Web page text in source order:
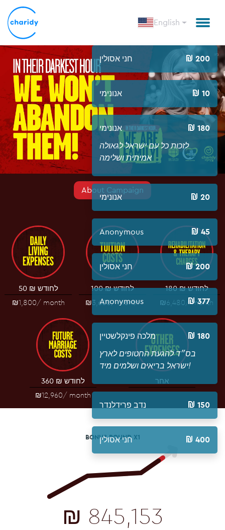
English
חני אסולין 200
אנונימי 10
אנונימי 180
לזכות כל עם ישראל לגאולה
אמיתית ושלימה
אנונימי 20
Anonymous 45
חני אסולין 200
Anonymous 377
מלכה פינקלשטיין 180
בס״ד להגעת החטופים לארץ
ישראל בריאים ושלמים מיד!
נדב פרידלנדר 150
חני אסולין 400
About Campaign
50 ₪ לחודש
₪1,800/ month
100 ₪ לחודש
₪3,600/ month
180 ₪ לחודש
₪6,480 / month
360 ₪ לחודש
₪12,960/ month
אחר
BONUS ROUND X1
₪ 845,153